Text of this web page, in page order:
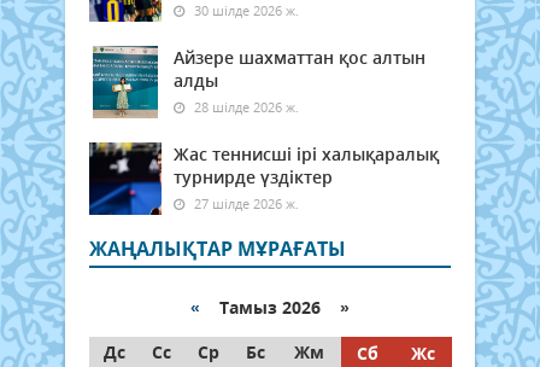
30 шілде 2026 ж.
Айзере шахматтан қос алтын
алды
28 шілде 2026 ж.
Жас теннисші ірі халықаралық
турнирде үздіктер
27 шілде 2026 ж.
ЖАҢАЛЫҚТАР МҰРАҒАТЫ
« Тамыз 2026 »
Дс
Сс Ср Бс Жм Сб
Жс